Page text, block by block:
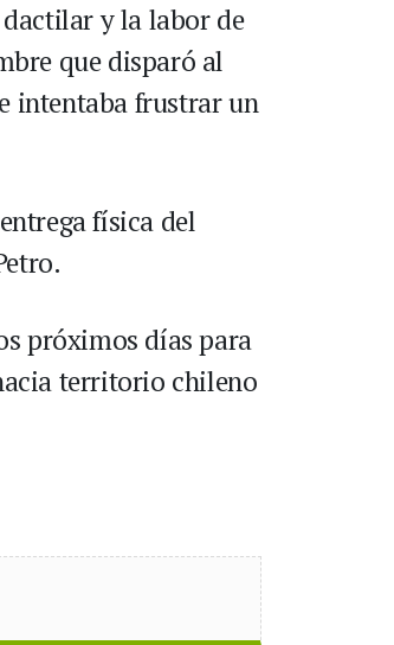
y la labor de
que disparó al
intentaba frustrar un
física del
próximos días para
territorio chileno